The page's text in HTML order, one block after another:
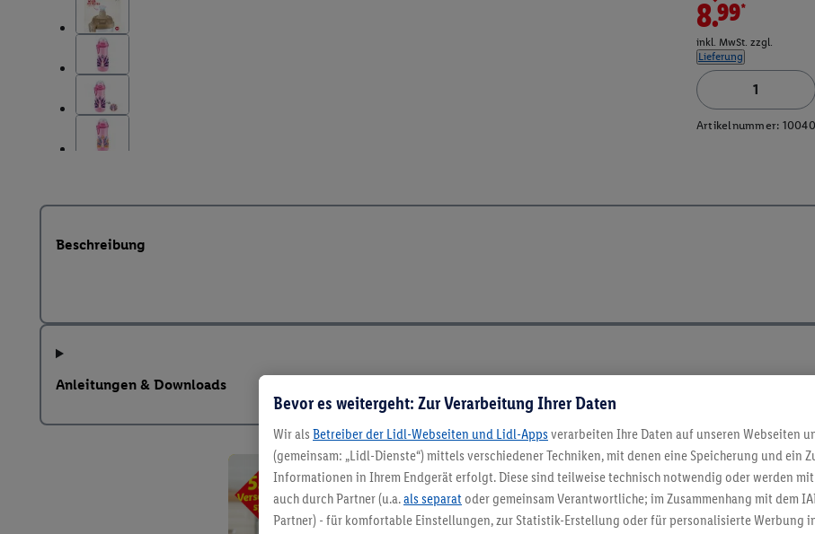
8.99*
inkl. MwSt. zzgl.
Lieferung
Artikelnummer:
Beschreibung
Anleitungen & Downloads
5.95 € Versand
Bevor es weitergeht: Zur Verarbeitung Ihrer Daten
Wir als Betreiber der Lidl-Webseiten und Lidl-Apps verarbeiten Ihre Daten auf unseren Webseiten
(gemeinsam: „Lidl-Dienste“) mittels verschiedener Techniken, mit denen eine Speicherung und ein
Informationen in Ihrem Endgerät erfolgt. Diese sind teilweise technisch notwendig oder werden
auch durch Partner (u.a.als separat oder gemeinsam Verantwortliche; im Zusammenhang mit dem
Partner) - für komfortable Einstellungen, zur Statistik-Erstellung oder für personalisierte Werbung